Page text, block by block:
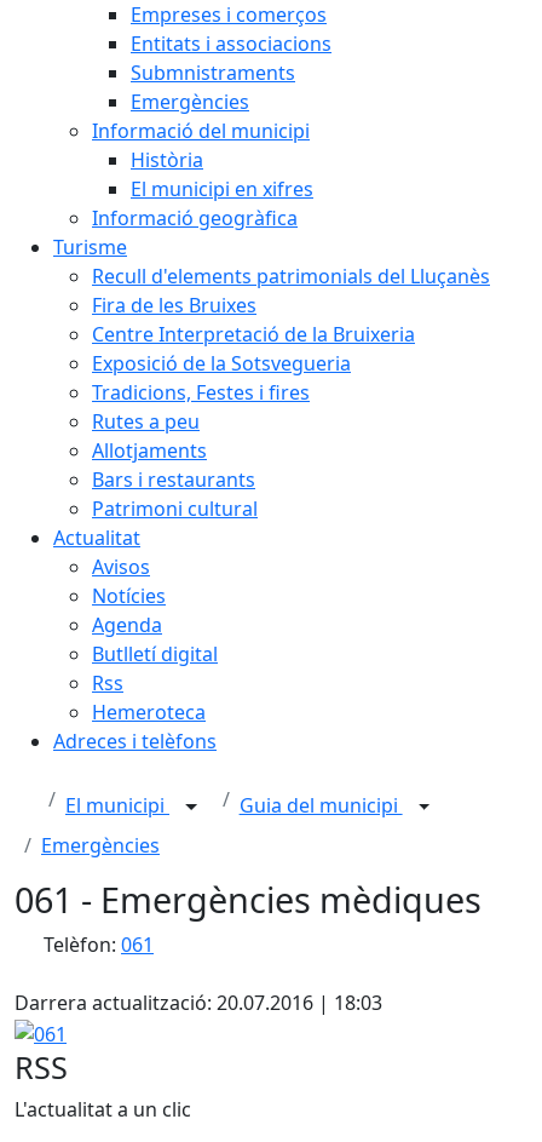
Empreses i comerços
Entitats i associacions
Submnistraments
Emergències
Informació del municipi
Història
El municipi en xifres
Informació geogràfica
Turisme
Recull d'elements patrimonials del Lluçanès
Fira de les Bruixes
Centre Interpretació de la Bruixeria
Exposició de la Sotsvegueria
Tradicions, Festes i fires
Rutes a peu
Allotjaments
Bars i restaurants
Patrimoni cultural
Actualitat
Avisos
Notícies
Agenda
Butlletí digital
Rss
Hemeroteca
Adreces i telèfons
El municipi
Guia del municipi
Emergències
061 - Emergències mèdiques
Telèfon: 061
Darrera actualització: 20.07.2016 | 18:03
061
RSS
L'actualitat a un clic